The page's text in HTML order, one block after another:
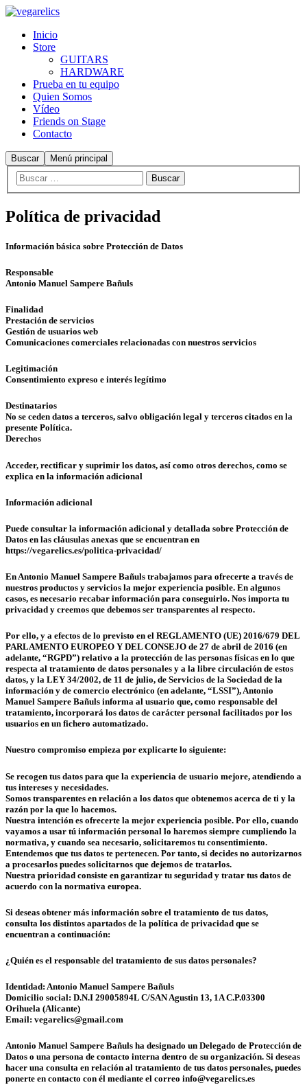
Inicio
Store
GUITARS
HARDWARE
Prueba en tu equipo
Quien Somos
Vídeo
Friends on Stage
Contacto
Buscar Menú principal
Política de privacidad
Información básica sobre Protección de Datos
Responsable
Antonio Manuel Sampere Bañuls
Finalidad
Prestación de servicios
Gestión de usuarios web
Comunicaciones comerciales relacionadas con nuestros servicios
Legitimación
Consentimiento expreso e interés legítimo
Destinatarios
No se ceden datos a terceros, salvo obligación legal y terceros citados en la
presente Política.
Derechos
Acceder, rectificar y suprimir los datos, así como otros derechos, como se
explica en la información adicional
Información adicional
Puede consultar la información adicional y detallada sobre Protección de
Datos en las cláusulas anexas que se encuentran en
https://vegarelics.es/politica-privacidad/
En Antonio Manuel Sampere Bañuls trabajamos para ofrecerte a través de
nuestros productos y servicios la mejor experiencia posible. En algunos
casos, es necesario recabar información para conseguirlo. Nos importa tu
privacidad y creemos que debemos ser transparentes al respecto.
Por ello, y a efectos de lo previsto en el REGLAMENTO (UE) 2016/679 DEL
PARLAMENTO EUROPEO Y DEL CONSEJO de 27 de abril de 2016 (en
adelante, “RGPD”) relativo a la protección de las personas físicas en lo que
respecta al tratamiento de datos personales y a la libre circulación de estos
datos, y la LEY 34/2002, de 11 de julio, de Servicios de la Sociedad de la
información y de comercio electrónico (en adelante, “LSSI”), Antonio
Manuel Sampere Bañuls informa al usuario que, como responsable del
tratamiento, incorporará los datos de carácter personal facilitados por los
usuarios en un fichero automatizado.
Nuestro compromiso empieza por explicarte lo siguiente:
Se recogen tus datos para que la experiencia de usuario mejore, atendiendo a
tus intereses y necesidades.
Somos transparentes en relación a los datos que obtenemos acerca de ti y la
razón por la que lo hacemos.
Nuestra intención es ofrecerte la mejor experiencia posible. Por ello, cuando
vayamos a usar tú información personal lo haremos siempre cumpliendo la
normativa, y cuando sea necesario, solicitaremos tu consentimiento.
Entendemos que tus datos te pertenecen. Por tanto, si decides no autorizarnos
a procesarlos puedes solicitarnos que dejemos de tratarlos.
Nuestra prioridad consiste en garantizar tu seguridad y tratar tus datos de
acuerdo con la normativa europea.
Si deseas obtener más información sobre el tratamiento de tus datos,
consulta los distintos apartados de la política de privacidad que se
encuentran a continuación:
¿Quién es el responsable del tratamiento de sus datos personales?
Identidad: Antonio Manuel Sampere Bañuls
Domicilio social: D.N.I 29005894L C/SAN Agustin 13, 1A C.P.03300
Orihuela (Alicante)
Email: vegarelics@gmail.com
Antonio Manuel Sampere Bañuls ha designado un Delegado de Protección de
Datos o una persona de contacto interna dentro de su organización. Si deseas
hacer una consulta en relación al tratamiento de tus datos personales, puedes
ponerte en contacto con él mediante el correo info@vegarelics.es